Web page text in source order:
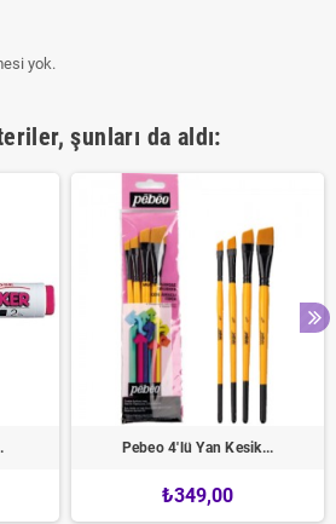
yok.
şunları da aldı:
Pebeo 4'lü Yan Kesik...
₺349,00